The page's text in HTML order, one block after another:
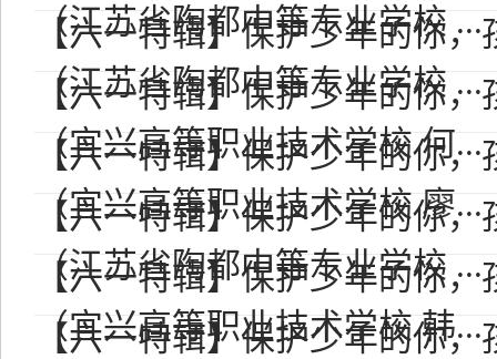
（江苏省陶都中等专业学校 ...
【六一特辑】保护少年的你，
（江苏省陶都中等专业学校 ...
【六一特辑】保护少年的你，
（宜兴高等职业技术学校 何...
【六一特辑】保护少年的你，
（宜兴高等职业技术学校 廖...
【六一特辑】保护少年的你，
（江苏省陶都中等专业学校 ...
【六一特辑】保护少年的你，
（宜兴高等职业技术学校 韩...
【六一特辑】保护少年的你，